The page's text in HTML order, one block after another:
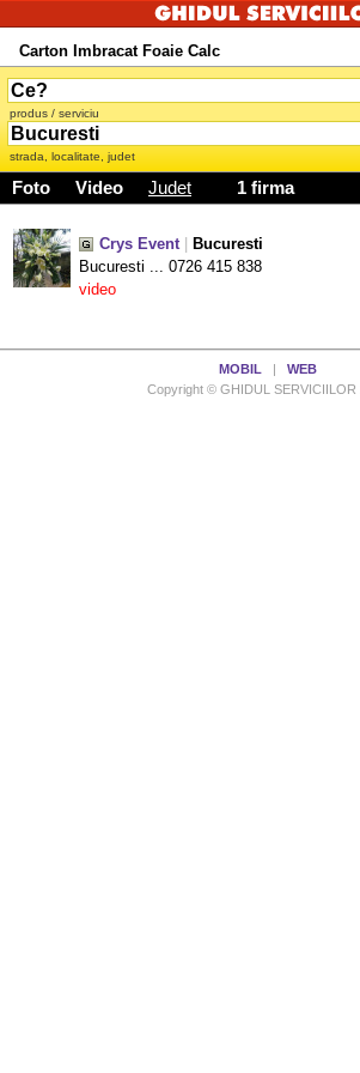
Carton Imbracat Foaie Calc
produs / serviciu
strada, localitate, judet
Foto Video Judet 1 firma
Crys Event
Bucuresti
Bucuresti ... 0726 415 838
video
MOBIL
WEB
Copyright © GHIDUL SERVICIILOR